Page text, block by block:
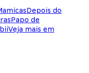
Depois do
Papo de
Veja mais em